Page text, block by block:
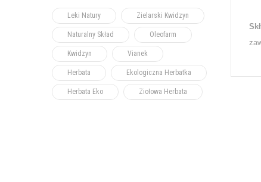
Leki Natury Zielarski Kwidzyn
Naturalny Skład Oleofarm
Kwidzyn Vianek
Herbata Ekologiczna Herbatka
Herbata Eko Ziołowa Herbata